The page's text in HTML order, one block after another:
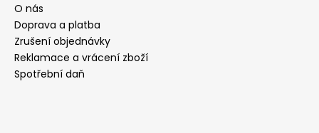
O nás
Doprava a platba
Zrušení objednávky
Reklamace a vrácení zboží
Spotřební daň